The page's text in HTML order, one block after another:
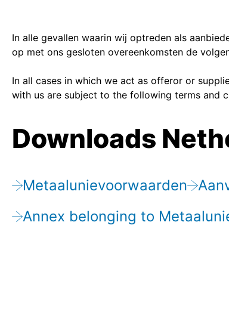
In alle gevallen waarin wij optreden als
op met ons gesloten overeenkomsten de
In all cases in which we act as offeror or
with us are subject to the following terms and
Downloads
Metaalunievoorwaarden
Annex belonging to